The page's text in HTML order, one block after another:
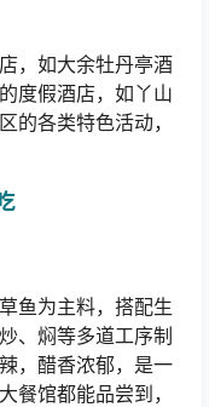
，如大余牡丹亭酒
度假酒店，如丫山
的各类特色活动，
鱼为主料，搭配生
、焖等多道工序制
，醋香浓郁，是一
餐馆都能品尝到，